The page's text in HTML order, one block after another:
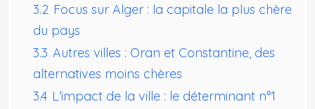
3.2 Focus sur Alger : la capitale la plus chère
du pays
3.3 Autres villes : Oran et Constantine, des
alternatives moins chères
3.4 L’impact de la ville : le déterminant n°1